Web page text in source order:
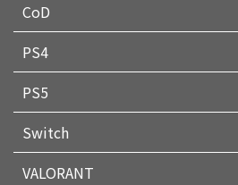
CoD
PS4
PS5
Switch
VALORANT